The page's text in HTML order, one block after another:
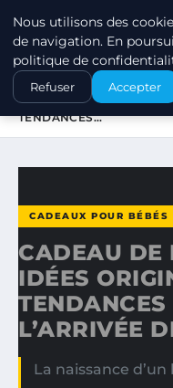
SWISSTALES
ACCUEIL
CADEAUX
CADEAU DE NAISSANCE
TENDANCES…
CADEAUX POUR BÉBÉS
CADEAU DE
IDÉES
TENDANCES
L’ARRIVÉE
La naissance
Nous utilisons des
de navigation. En
politique de
Refuser Accepter